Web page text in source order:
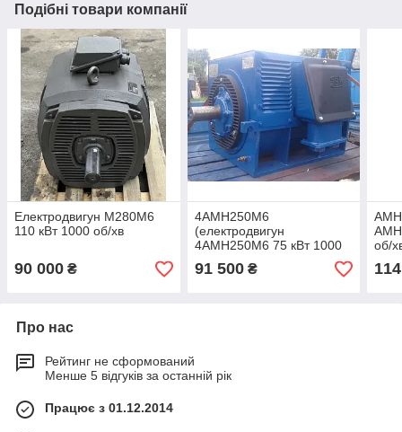
Подібні товари компанії
Електродвигун М280М6
110 кВт 1000 об/хв
90 000 ₴
4АМН250М6
(електродвигун
4АМН250М6 75 кВт 1000
об/хв)
91 500₴
об/
Про нас
Рейтинг не сформований
Менше 5 відгуків за останній рік
Працює з 01.12.2014